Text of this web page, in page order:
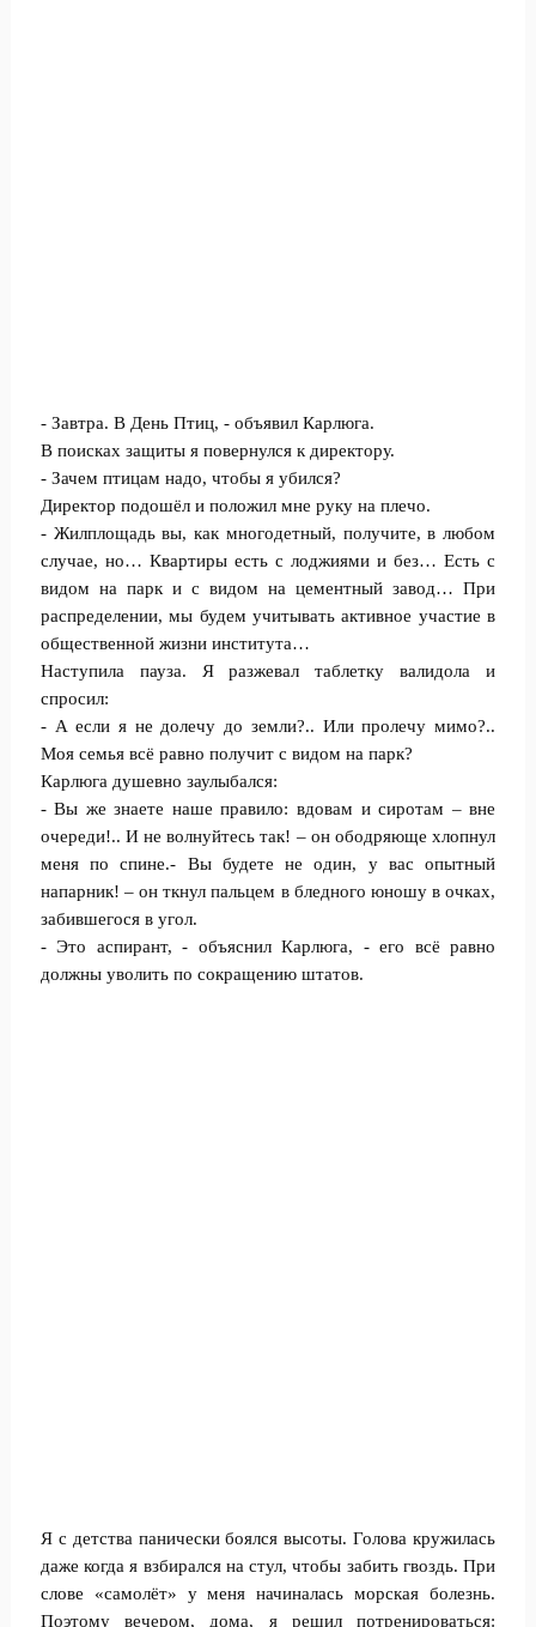
- Завтра. В День Птиц, - объявил Карлюга.
В поисках защиты я повернулся к директору.
- Зачем птицам надо, чтобы я убился?
Директор подошёл и положил мне руку на плечо.
- Жилплощадь вы, как многодетный, получите, в любом
случае, но… Квартиры есть с лоджиями и без… Есть с
видом на парк и с видом на цементный завод… При
распределении, мы будем учитывать активное участие в
общественной жизни института…
Наступила пауза. Я разжевал таблетку валидола и
спросил:
- А если я не долечу до земли?.. Или пролечу мимо?..
Моя семья всё равно получит с видом на парк?
Карлюга душевно заулыбался:
- Вы же знаете наше правило: вдовам и сиротам – вне
очереди!.. И не волнуйтесь так! – он ободряюще хлопнул
меня по спине.- Вы будете не один, у вас опытный
напарник! – он ткнул пальцем в бледного юношу в очках,
забившегося в угол.
- Это аспирант, - объяснил Карлюга, - его всё равно
должны уволить по сокращению штатов.
Я с детства панически боялся высоты. Голова кружилась
даже когда я взбирался на стул, чтобы забить гвоздь. При
слове «самолёт» у меня начиналась морская болезнь.
Поэтому вечером, дома, я решил потренироваться: